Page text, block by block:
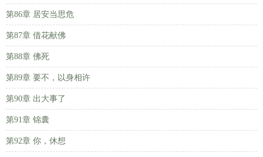
第86章 居安当思危
第87章 借花献佛
第88章 佛死
第89章 要不，以身相许
第90章 出大事了
第91章 锦囊
第92章 你，休想